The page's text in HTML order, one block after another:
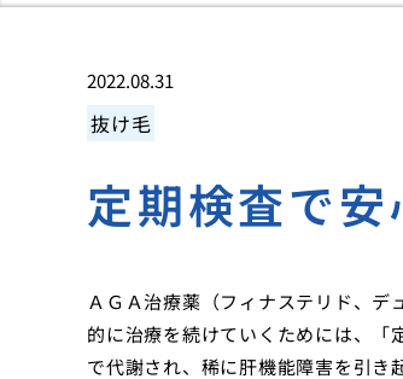
2022.08.31
抜け毛
定期検査で
ＡＧＡ治療薬（フィナステリド、
的に治療を続けていくためには、「
で代謝され、稀に肝機能障害を引き